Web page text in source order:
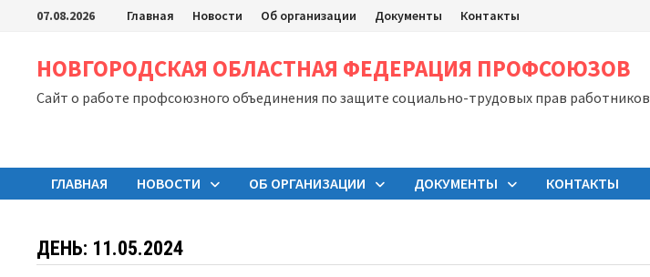
Перейти
содержимому
07.08.2026 Главная Новости Об организации Документы Контакты
НОВГОРОДСКАЯ ОБЛАСТНАЯ ФЕДЕРАЦИЯ ПРОФСОЮЗОВ
Сайт о работе профсоюзного объединения по защите социально-трудовых прав работников
ГЛАВНАЯ НОВОСТИ ОБ ОРГАНИЗАЦИИ ДОКУМЕНТЫ КОНТАКТЫ
ДЕНЬ: 11.05.2024